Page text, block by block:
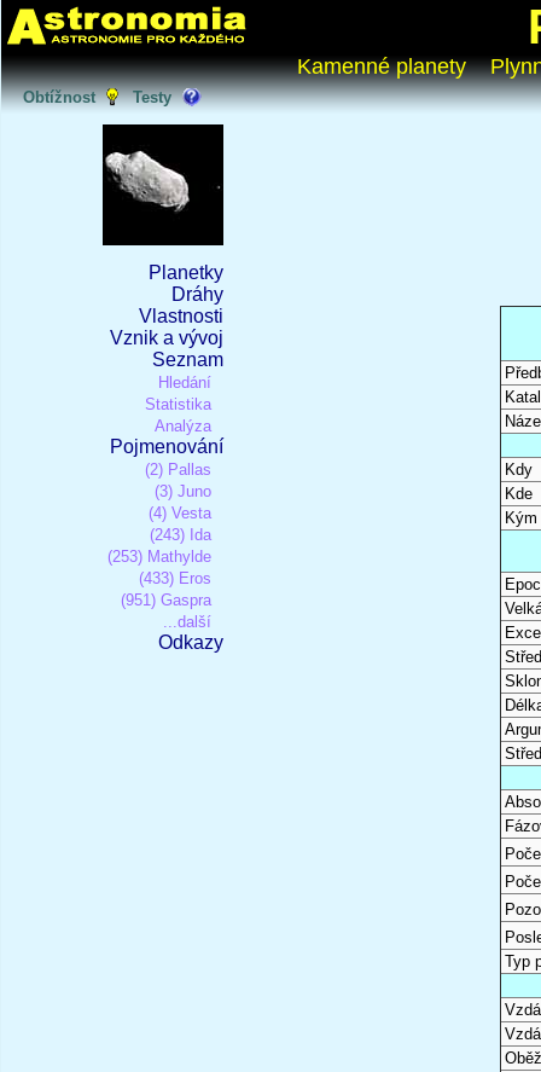
Kamenné planety
Obtížnost Testy
Planetky
Dráhy
Vlastnosti
Vznik a vývoj
Seznam
Hledání
Statistika
Analýza
Pojmenování
(2) Pallas
(3) Juno
(4) Vesta
(243) Ida
(253) Mathylde
(433) Eros
(951) Gaspra
...další
Odkazy
Kdy
Kde
Kým
Typ